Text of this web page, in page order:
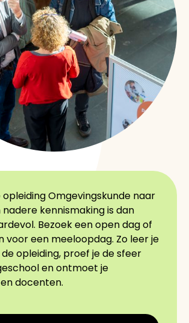
Omgevingskunde naar
nadere kennismaking is dan
Bezoek een open dag of
voor een meeloopdag. Zo leer je
opleiding, proef je de sfeer
en ontmoet je
docenten.